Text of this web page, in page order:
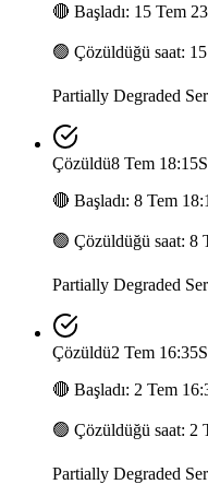
🔴 Başladı: 15 Tem
🟢 Çözüldüğü saat:
Partially Degraded
Çözüldü8 Tem 18:15
🔴 Başladı: 8 Tem
🟢 Çözüldüğü saat: 8
Partially Degraded
Çözüldü2 Tem 16:35
🔴 Başladı: 2 Tem
🟢 Çözüldüğü saat: 2
Partially Degraded